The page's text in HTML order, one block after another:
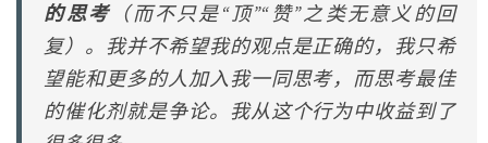
的思考 （而不只是“顶”“赞”之类无意义的回
复）。我并不希望我的观点是正确的，我只希
望能和更多的人加入我一同思考，而思考最佳
的催化剂就是争论。我从这个行为中收益到了